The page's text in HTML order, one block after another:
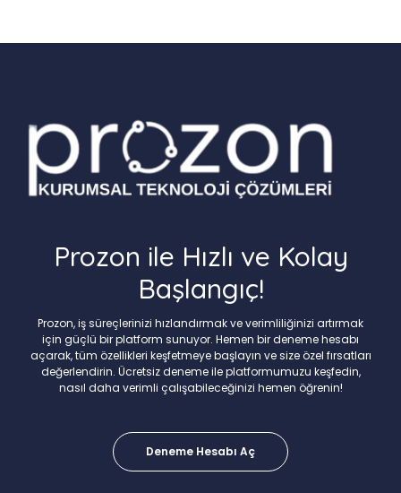
Prozon ile Hızlı ve Kolay
Başlangıç!
Prozon, iş süreçlerinizi hızlandırmak ve verimliliğinizi artırmak
için güçlü bir platform sunuyor. Hemen bir deneme hesabı
açarak, tüm özellikleri keşfetmeye başlayın ve size özel fırsatları
değerlendirin. Ücretsiz deneme ile platformumuzu keşfedin,
nasıl daha verimli çalışabileceğinizi hemen öğrenin!
Deneme Hesabı Aç